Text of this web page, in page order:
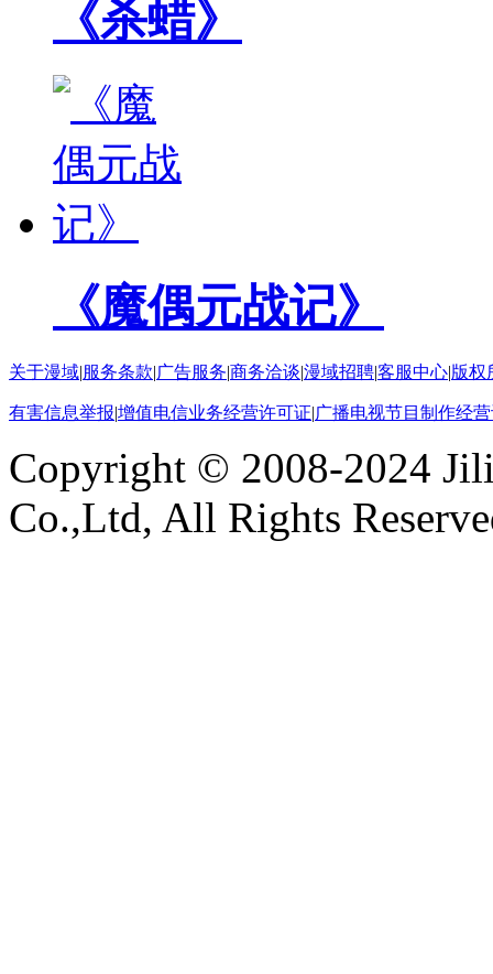
《杀蜡》
《魔偶元战记》
关于漫域|服务条款|广告服务|商务洽谈|漫域招聘|客服中心|版权
有害信息举报|增值电信业务经营许可证|广播电视节目制作经
Copyright © 2008-2024
Co.,Ltd, All Rights